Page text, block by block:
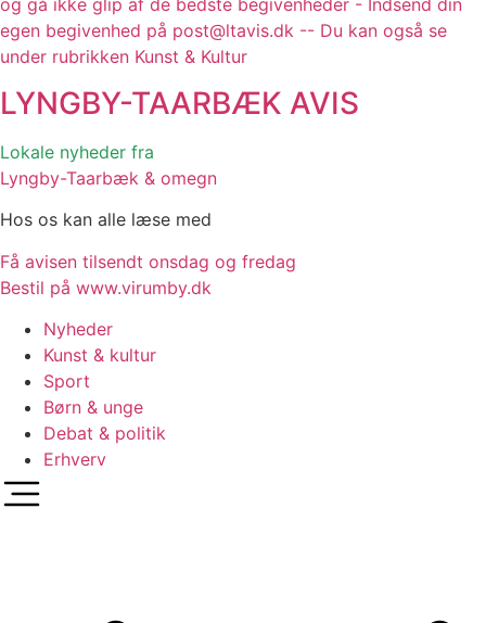
og gå ikke glip af de bedste begivenheder - Indsend din
egen begivenhed på post@ltavis.dk -- Du kan også se
under rubrikken Kunst & Kultur
LYNGBY-TAARBÆK AVIS
Lokale nyheder fra
Lyngby-Taarbæk & omegn
Hos os kan alle læse med
Få avisen tilsendt onsdag og fredag
Bestil på www.virumby.dk
Nyheder
Kunst & kultur
Sport
Børn & unge
Debat & politik
Erhverv